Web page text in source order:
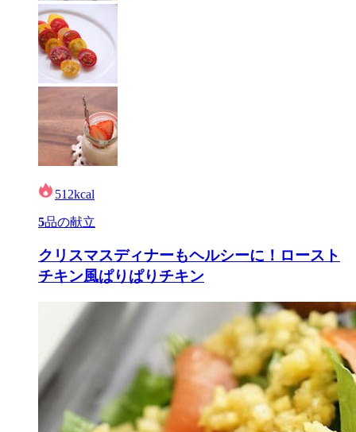
512kcal
5品の献立
クリスマスディナーもヘルシーに！ロースト
チキン風ぱりぱりチキン